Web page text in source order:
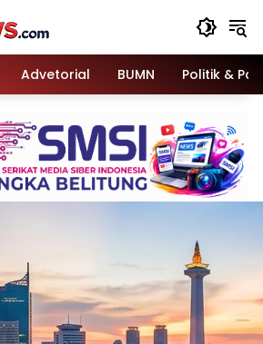
Advetorial BUMN Politik &